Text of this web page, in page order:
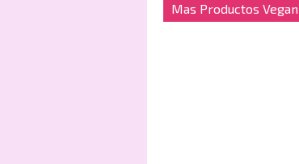
Mas Productos Vegan